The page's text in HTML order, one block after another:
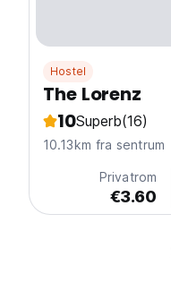
Hostel
The Lorenz
10Superb(16)
10.13km fra sentrum
Privatrom
€3.60